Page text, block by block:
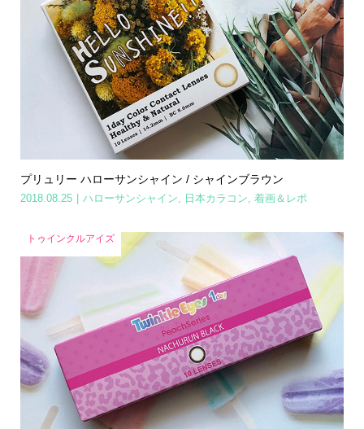
プリュリー ハローサンシャイン / シャインブラウン
2018.08.25 ハローサンシャイン, 日本カラコン, 着画＆レポ
トゥインクルアイズ